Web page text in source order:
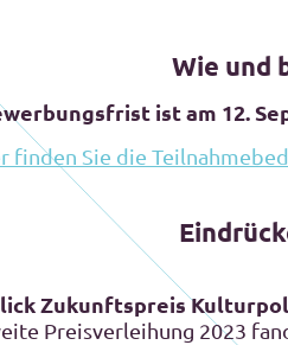
Wie und
ist am 12.
finden Sie die
Zukunftspreis
Preisverleihung 2023